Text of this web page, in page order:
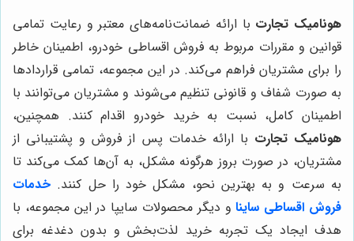
هونامیک تجارت با ارائه ضمانت‌نامه‌های معتبر و رعایت تمامی
قوانین و مقررات مربوط به فروش اقساطی خودرو، اطمینان خاطر
را برای مشتریان فراهم می‌کند. در این مجموعه، تمامی قراردادها
به صورت شفاف و قانونی تنظیم می‌شوند و مشتریان می‌توانند با
اطمینان کامل، نسبت به خرید خودرو اقدام کنند. همچنین،
هونامیک تجارت با ارائه خدمات پس از فروش و پشتیبانی از
مشتریان، در صورت بروز هرگونه مشکل، به آن‌ها کمک می‌کند تا
به سرعت و به بهترین نحو، مشکل خود را حل کنند. خدمات
فروش اقساطی سایناو دیگر محصولات سایپا در این مجموعه، با
هدف ایجاد یک تجربه خرید لذت‌بخش و بدون دغدغه برای